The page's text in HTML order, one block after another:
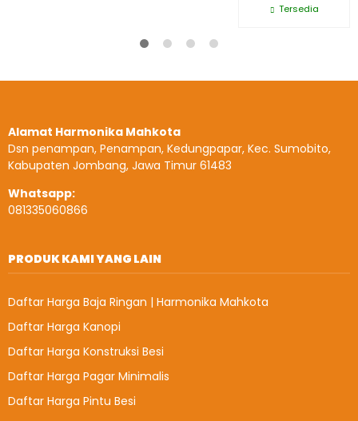
Tersedia
Alamat Harmonika Mahkota
Dsn penampan, Penampan, Kedungpapar, Kec. Sumobito,
Kabupaten Jombang, Jawa Timur 61483
Whatsapp:
081335060866
PRODUK KAMI YANG LAIN
Daftar Harga Baja Ringan | Harmonika Mahkota
Daftar Harga Kanopi
Daftar Harga Konstruksi Besi
Daftar Harga Pagar Minimalis
Daftar Harga Pintu Besi